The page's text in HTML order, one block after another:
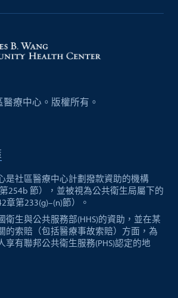
醫療中心。版權所有。
是社區醫療中心計劃撥款資助的機構
254b 節），並被視為公共衛生局屬下的
第233(g)–(n)節）。
衛生與公共服務部(HHS)的資助，並在某
的索賠（包括醫療事故索賠）方面，為
享有聯邦公共衛生服務(PHS)認定的地